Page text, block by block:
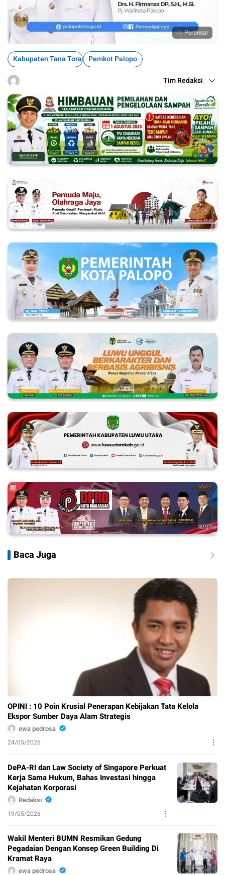
Perbesar
Kabupaten Tana Toraja Pemkot Palopo
Tim Redaksi
Baca Juga
OPINI : 10 Poin Krusial Penerapan Kebijakan Tata Kelola
Ekspor Sumber Daya Alam Strategis
ewa pedrosa
24/05/2026
DePA-RI dan Law Society of Singapore Perkuat
Kerja Sama Hukum, Bahas Investasi hingga
Kejahatan Korporasi
Redaksi
19/05/2026
Wakil Menteri BUMN Resmikan Gedung
Pegadaian Dengan Konsep Green Building Di
Kramat Raya
ewa pedrosa